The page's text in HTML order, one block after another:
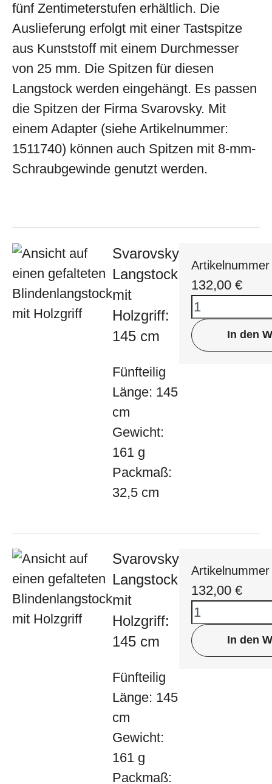
fünf Zentimeterstufen erhältlich. Die
Auslieferung erfolgt mit einer Tastspitze
aus Kunststoff mit einem Durchmesser
von 25 mm. Die Spitzen für diesen
Langstock werden eingehängt. Es passen
die Spitzen der Firma Svarovsky. Mit
einem Adapter (siehe Artikelnummer:
1511740) können auch Spitzen mit 8-mm-
Schraubgewinde genutzt werden.
Svarovsky
Langstock
mit
Holzgriff:
145 cm
Fünfteilig
Länge: 145
cm
Gewicht:
161 g
Packmaß:
32,5 cm
132,00 €
In den
Svarovsky
Langstock
mit
Holzgriff:
145 cm
Fünfteilig
Länge: 145
cm
Gewicht:
161 g
Packmaß:
132,00 €
In den